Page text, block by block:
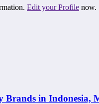
Edit your Profile now.
Brands in Indonesia,